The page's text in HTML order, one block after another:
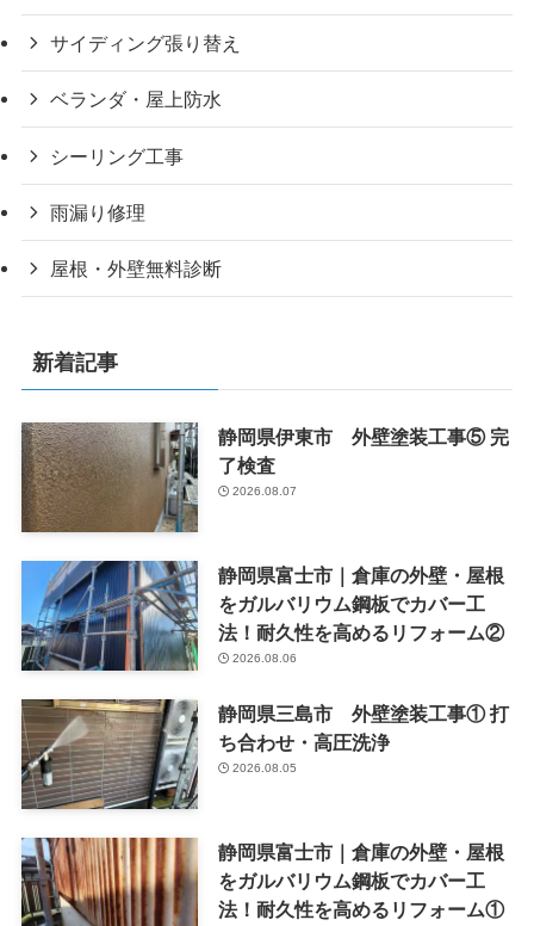
サイディング張り替え
ベランダ・屋上防水
シーリング工事
雨漏り修理
屋根・外壁無料診断
新着記事
静岡県伊東市 外壁塗装工事⑤ 完
了検査
2026.08.07
静岡県富士市｜倉庫の外壁・屋根
をガルバリウム鋼板でカバー工
法！耐久性を高めるリフォーム②
2026.08.06
静岡県三島市 外壁塗装工事① 打
ち合わせ・高圧洗浄
2026.08.05
静岡県富士市｜倉庫の外壁・屋根
をガルバリウム鋼板でカバー工
法！耐久性を高めるリフォーム①